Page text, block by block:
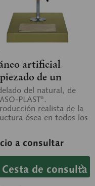
artificial
de un
adulto
del natural, de
PLAST®.
realista de la
ósea en todos los
a consultar
Cesta de consulta